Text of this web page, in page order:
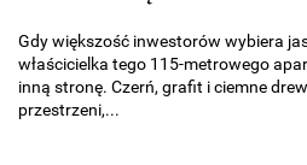
Gdy większość inwestorów wybiera
właścicielka tego 115-metrowego
inną stronę. Czerń, grafit i ciemne
przestrzeni,...